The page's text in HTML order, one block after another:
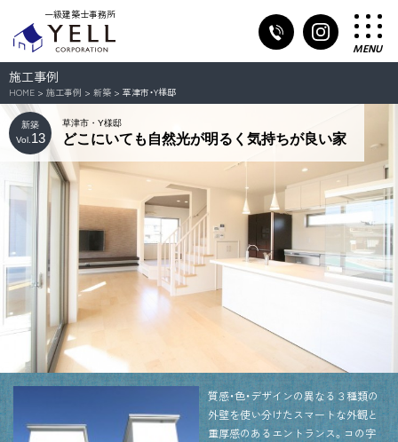
一級建築士事務所
MENU
施工事例
HOME > 施工事例 > 新築 > 草津市・Y様邸
草津市・Y様邸
どこにいても自然光が明るく気持ちが良い家
新築
Vol. 13
質感・色・デザインの異なる３種類の
外壁を使い分けたスマートな外観と
重厚感のあるエントランス。コの字